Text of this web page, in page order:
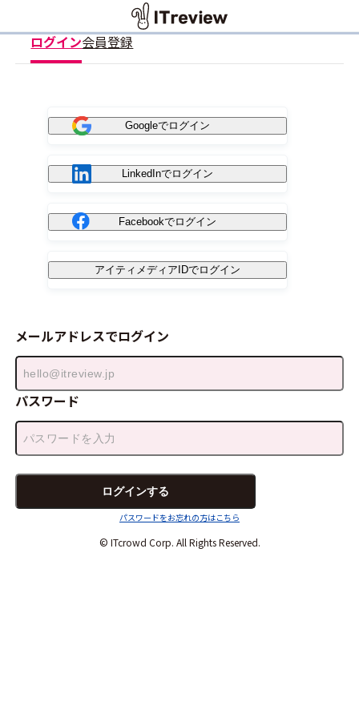
ログイン会員登録
Googleでログイン
LinkedInでログイン
Facebookでログイン
アイティメディアIDでログイン
メールアドレスでログイン
パスワード
パスワードをお忘れの方はこちら
© ITcrowd Corp. All Rights Reserved.